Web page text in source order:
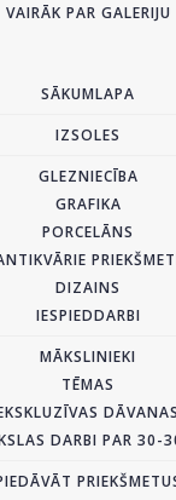
VAIRĀK PAR GALERIJU
SĀKUMLAPA
IZSOLES
GLEZNIECĪBA
GRAFIKA
PORCELĀNS
DIZAINS
IESPIEDDARBI
MĀKSLINIEKI
TĒMAS
DĀVANAS
DARBI PAR 30-